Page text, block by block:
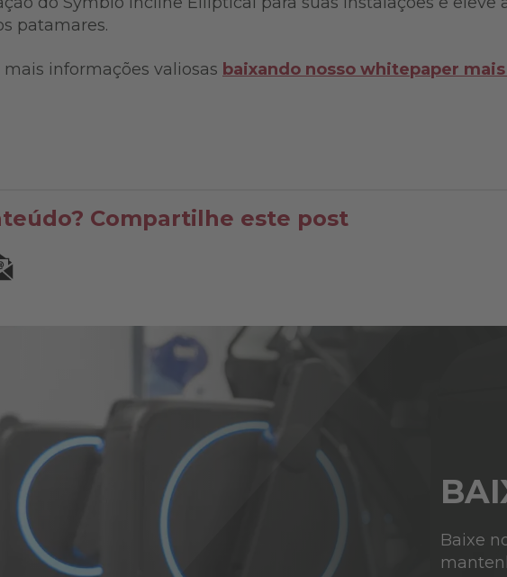
patamares.
mais informações valiosas baixando nosso whitepaper
Compartilhe este post
Baixe